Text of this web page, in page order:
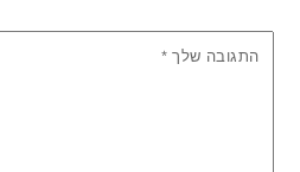
התגובה שלך *